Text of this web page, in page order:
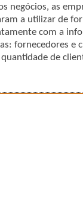
negócios, as
a utilizar de
com a
fornecedores e
de